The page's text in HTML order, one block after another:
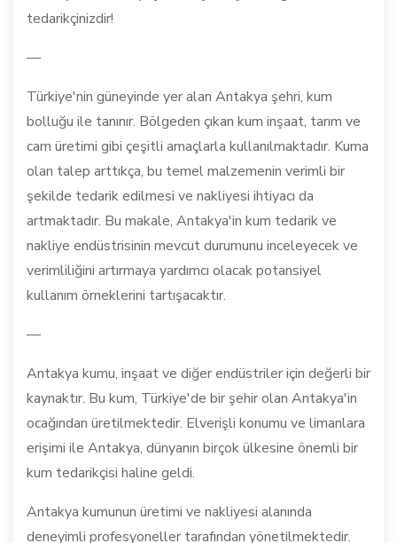
tedarikçinizdir!
—
Türkiye'nin güneyinde yer alan Antakya şehri, kum
bolluğu ile tanınır. Bölgeden çıkan kum inşaat, tarım ve
cam üretimi gibi çeşitli amaçlarla kullanılmaktadır. Kuma
olan talep arttıkça, bu temel malzemenin verimli bir
şekilde tedarik edilmesi ve nakliyesi ihtiyacı da
artmaktadır. Bu makale, Antakya'in kum tedarik ve
nakliye endüstrisinin mevcut durumunu inceleyecek ve
verimliliğini artırmaya yardımcı olacak potansiyel
kullanım örneklerini tartışacaktır.
—
Antakya kumu, inşaat ve diğer endüstriler için değerli bir
kaynaktır. Bu kum, Türkiye'de bir şehir olan Antakya'in
ocağından üretilmektedir. Elverişli konumu ve limanlara
erişimi ile Antakya, dünyanın birçok ülkesine önemli bir
kum tedarikçisi haline geldi.
Antakya kumunun üretimi ve nakliyesi alanında
deneyimli profesyoneller tarafından yönetilmektedir.